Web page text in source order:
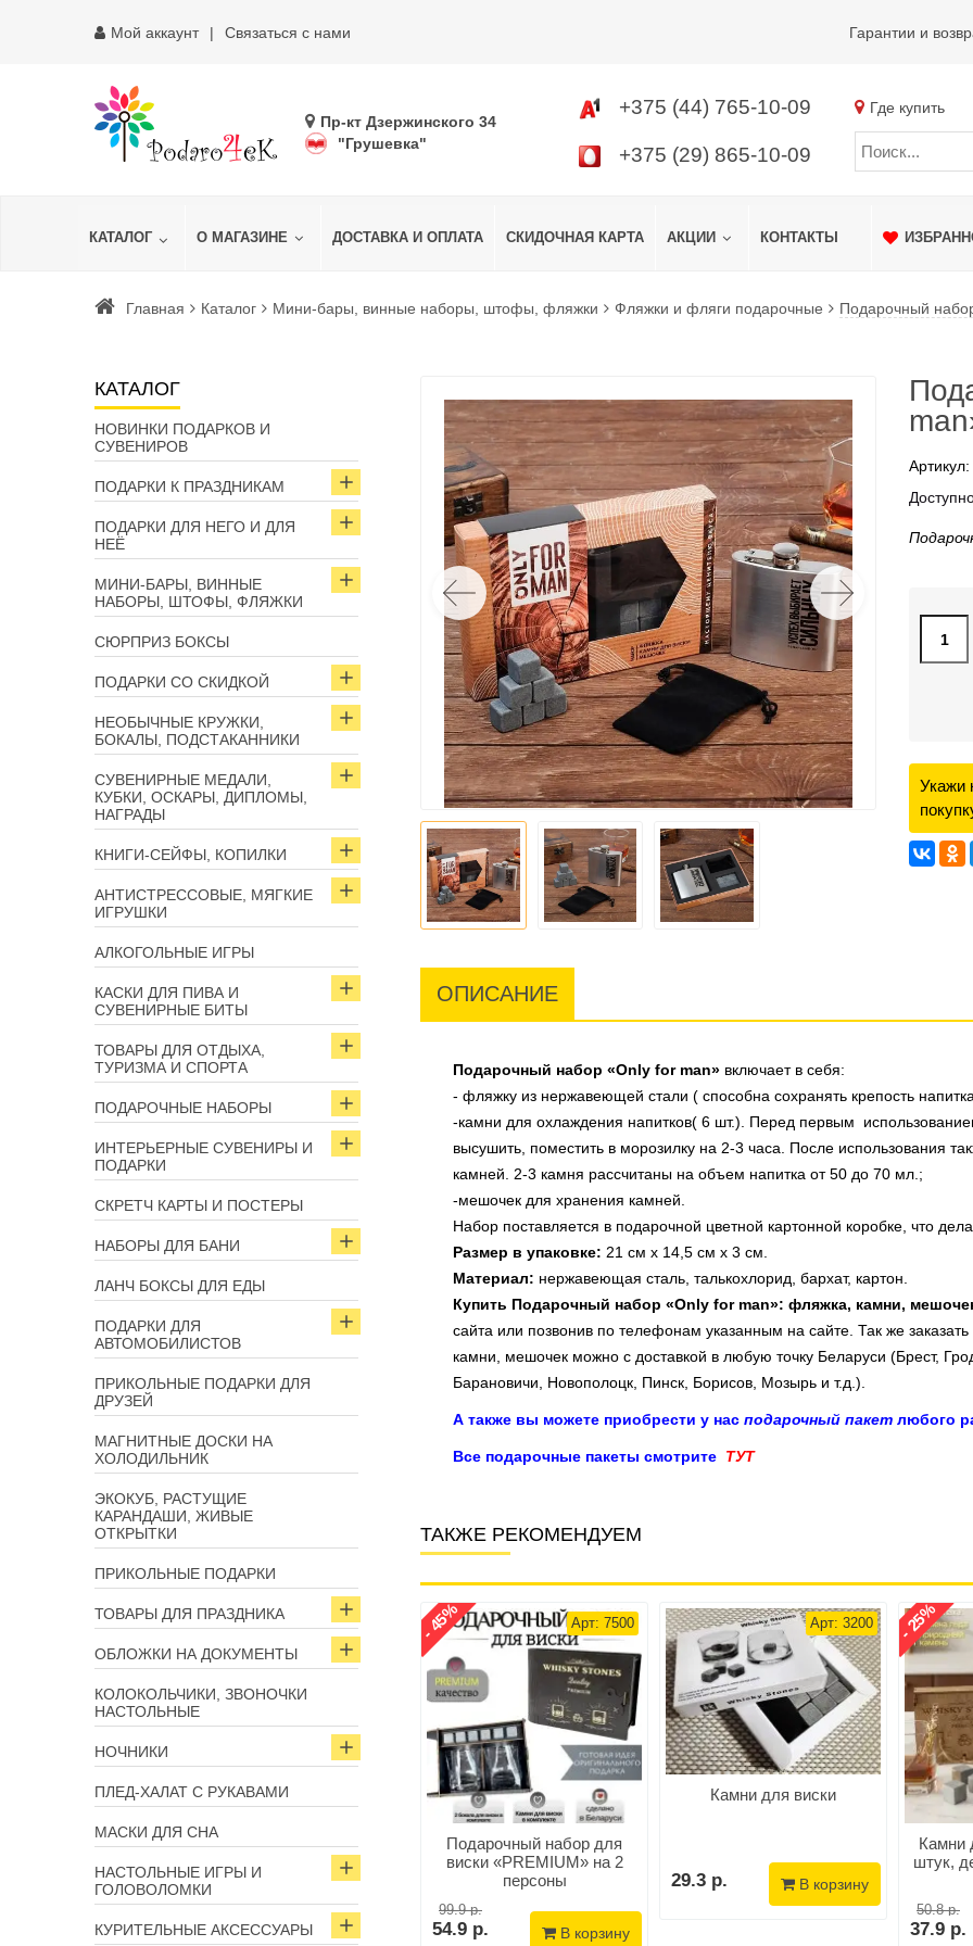
Мой аккаунт Связаться с нами Гарантии и
Пр-кт Дзержинского 34
"Грушевка"
+375 (44) 765-10-09
+375 (29) 865-10-09
Где купить
КАТАЛОГ О МАГАЗИНЕ ДОСТАВКА И ОПЛАТА СКИДОЧНАЯ КАРТА АКЦИИ КОНТАКТЫ
Главная Каталог Мини-бары, винные наборы, штофы, фляжки Фляжки и фляги подарочные Подарочный
КАТАЛОГ
НОВИНКИ ПОДАРКОВ И
СУВЕНИРОВ
ПОДАРКИ К ПРАЗДНИКАМ
ПОДАРКИ ДЛЯ НЕГО И ДЛЯ
НЕЁ
МИНИ-БАРЫ, ВИННЫЕ
НАБОРЫ, ШТОФЫ, ФЛЯЖКИ
СЮРПРИЗ БОКСЫ
ПОДАРКИ СО СКИДКОЙ
НЕОБЫЧНЫЕ КРУЖКИ,
БОКАЛЫ, ПОДСТАКАННИКИ
СУВЕНИРНЫЕ МЕДАЛИ,
КУБКИ, ОСКАРЫ, ДИПЛОМЫ,
НАГРАДЫ
КНИГИ-СЕЙФЫ, КОПИЛКИ
АНТИСТРЕССОВЫЕ, МЯГКИЕ
ИГРУШКИ
АЛКОГОЛЬНЫЕ ИГРЫ
КАСКИ ДЛЯ ПИВА И
СУВЕНИРНЫЕ БИТЫ
ТОВАРЫ ДЛЯ ОТДЫХА,
ТУРИЗМА И СПОРТА
ПОДАРОЧНЫЕ НАБОРЫ
ИНТЕРЬЕРНЫЕ СУВЕНИРЫ И
ПОДАРКИ
СКРЕТЧ КАРТЫ И ПОСТЕРЫ
НАБОРЫ ДЛЯ БАНИ
ЛАНЧ БОКСЫ ДЛЯ ЕДЫ
ПОДАРКИ ДЛЯ
АВТОМОБИЛИСТОВ
ПРИКОЛЬНЫЕ ПОДАРКИ ДЛЯ
ДРУЗЕЙ
МАГНИТНЫЕ ДОСКИ НА
ХОЛОДИЛЬНИК
ЭКОКУБ, РАСТУЩИЕ
КАРАНДАШИ, ЖИВЫЕ
ОТКРЫТКИ
ПРИКОЛЬНЫЕ ПОДАРКИ
ТОВАРЫ ДЛЯ ПРАЗДНИКА
ОБЛОЖКИ НА ДОКУМЕНТЫ
КОЛОКОЛЬЧИКИ, ЗВОНОЧКИ
НАСТОЛЬНЫЕ
НОЧНИКИ
ПЛЕД-ХАЛАТ С РУКАВАМИ
МАСКИ ДЛЯ СНА
НАСТОЛЬНЫЕ ИГРЫ И
ГОЛОВОЛОМКИ
КУРИТЕЛЬНЫЕ АКСЕССУАРЫ
Артикул:
Укажи
ОПИСАНИЕ
Подарочный набор «Only for man» включает в себя:
- фляжку из нержавеющей стали ( способна сохранять крепость
-камни для охлаждения напитков( 6 шт.). Перед первым
высушить, поместить в морозилку на 2-3 часа. После использования
камней. 2-3 камня рассчитаны на объем напитка от 50 до 70 мл.;
-мешочек для хранения камней.
Набор поставляется в подарочной цветной картонной коробке, что
Размер в упаковке: 21 см х 14,5 см х 3 см.
Материал: нержавеющая сталь, талькохлорид, бархат, картон.
Купить Подарочный набор «Only for man»: фляжка, камни,
сайта или позвонив по телефонам указанным на сайте. Так же
камни, мешочек можно с доставкой в любую точку Беларуси (Брест,
Барановичи, Новополоцк, Пинск, Борисов, Мозырь и т.д.).
А также вы можете приобрести у нас подарочный пакет любого
Все подарочные пакеты смотрите ТУТ
ТАКЖЕ РЕКОМЕНДУЕМ
Арт: 8711
набор с
В корзину
Арт: 11805
Подарочный набор 3в 1
«Легенда алкоголя»
фляжка, камни, мешочек
67.8 р. В корзину
Арт: 7500
Подарочный набор для
виски «PREMIUM» на 2
персоны
99.9 р.
54.9 р.
- 45%
В корзину
Арт: 3200
Камни для виски
29.3 р. В корзину
Камни
штук,
50.8 р.
37.9 р.
- 25%